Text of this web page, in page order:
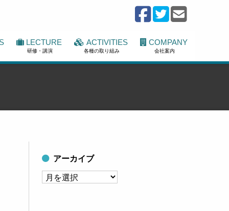
LECTURE
研修・講演
ACTIVITIES
各種の取り組み
COMPANY
会社案内
アーカイブ
ア